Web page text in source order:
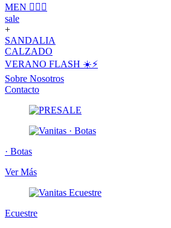
MEN 🙋🏽‍♂️
sale
+
SANDALIA
CALZADO
VERANO FLASH ☀️⚡️
Sobre Nosotros
Contacto
· Botas
Ver Más
Ecuestre